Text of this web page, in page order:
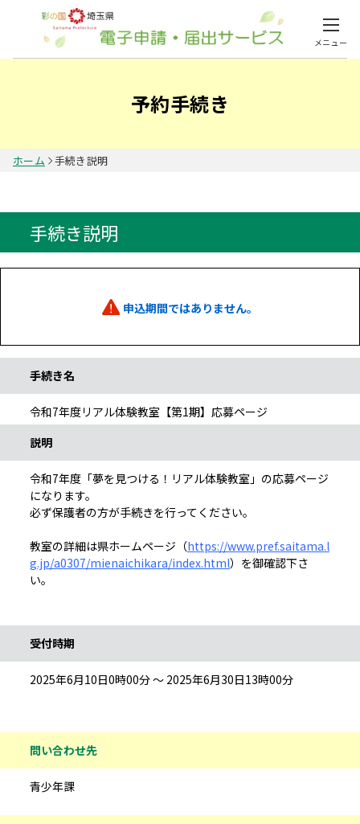
メニュー
予約手続き
ホーム 手続き説明
手続き説明
申込期間ではありません。
手続き名
令和7年度リアル体験教室【第1期】応募ページ
説明
令和7年度「夢を見つける！リアル体験教室」の応募ページ
になります。
必ず保護者の方が手続きを行ってください。
教室の詳細は県ホームページ（https://www.pref.saitama.l
g.jp/a0307/mienaichikara/index.html）を御確認下さ
い。
受付時期
2025年6月10日0時00分 ～ 2025年6月30日13時00分
問い合わせ先
青少年課